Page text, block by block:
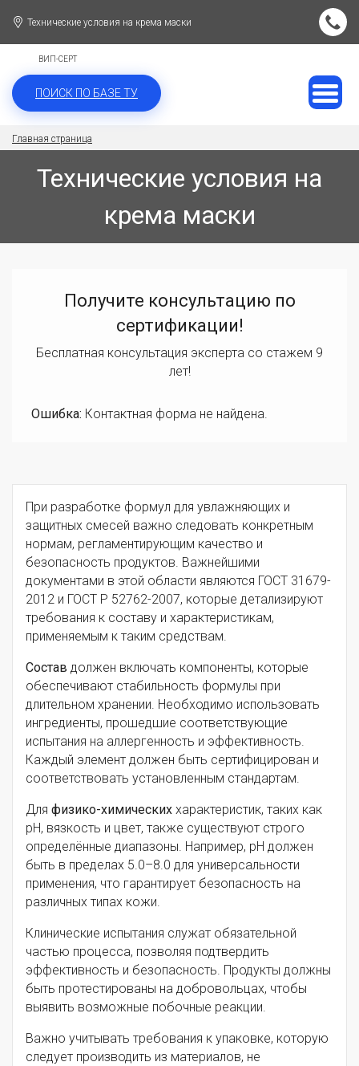
Технические условия на крема маски
ВИП-СЕРТ
ПОИСК ПО БАЗЕ ТУ
Главная страница
Технические условия на
крема маски
Получите консультацию по
сертификации!
Бесплатная консультация эксперта со стажем 9
лет!
Ошибка: Контактная форма не найдена.
При разработке формул для увлажняющих и
защитных смесей важно следовать конкретным
нормам, регламентирующим качество и
безопасность продуктов. Важнейшими
документами в этой области являются ГОСТ 31679-
2012 и ГОСТ Р 52762-2007, которые детализируют
требования к составу и характеристикам,
применяемым к таким средствам.
Состав должен включать компоненты, которые
обеспечивают стабильность формулы при
длительном хранении. Необходимо использовать
ингредиенты, прошедшие соответствующие
испытания на аллергенность и эффективность.
Каждый элемент должен быть сертифицирован и
соответствовать установленным стандартам.
Для физико-химических характеристик, таких как
pH, вязкость и цвет, также существуют строго
определённые диапазоны. Например, pH должен
быть в пределах 5.0–8.0 для универсальности
применения, что гарантирует безопасность на
различных типах кожи.
Клинические испытания служат обязательной
частью процесса, позволяя подтвердить
эффективность и безопасность. Продукты должны
быть протестированы на добровольцах, чтобы
выявить возможные побочные реакции.
Важно учитывать требования к упаковке, которую
следует производить из материалов, не